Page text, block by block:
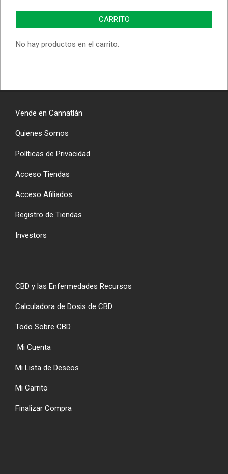
CARRITO
No hay productos en el carrito.
Vende en Cannatlán
Quienes Somos
Políticas de Privacidad
Acceso Tiendas
Acceso Afiliados
Registro de Tiendas
Investors
CBD y las Enfermedades Recursos
Calculadora de Dosis de CBD
Todo Sobre CBD
Mi Cuenta
Mi Lista de Deseos
Mi Carrito
Finalizar Compra